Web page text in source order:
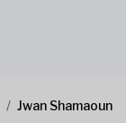
Jwan Shamaoun